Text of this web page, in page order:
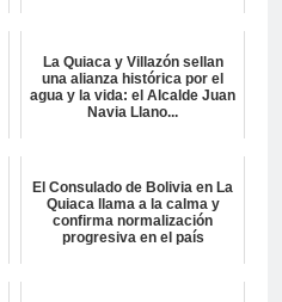
La Quiaca y Villazón sellan
una alianza histórica por el
agua y la vida: el Alcalde Juan
Navia Llano...
El Consulado de Bolivia en La
Quiaca llama a la calma y
confirma normalización
progresiva en el país